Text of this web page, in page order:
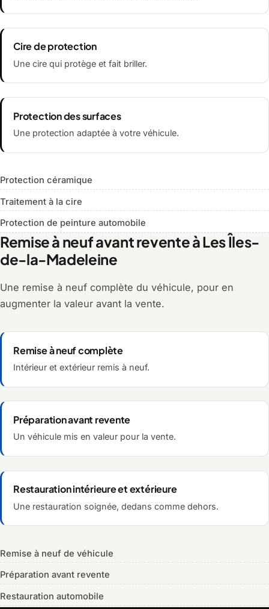
Cire de protection
Une cire qui protège et fait briller.
Protection des surfaces
Une protection adaptée à votre véhicule.
Protection céramique
Traitement à la cire
Protection de peinture automobile
Remise à neuf avant revente à Les Îles-
de-la-Madeleine
Une remise à neuf complète du véhicule, pour en
augmenter la valeur avant la vente.
Remise à neuf complète
Intérieur et extérieur remis à neuf.
Préparation avant revente
Un véhicule mis en valeur pour la vente.
Restauration intérieure et extérieure
Une restauration soignée, dedans comme dehors.
Remise à neuf de véhicule
Préparation avant revente
Restauration automobile